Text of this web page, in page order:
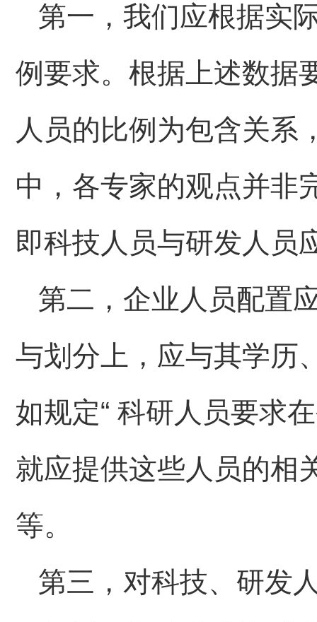
第一，我们应根据实
例要求。根据上述数据
人员的比例为包含关系
中，各专家的观点并非
即科技人员与研发人员
第二，企业人员配置
与划分上，应与其学历
如规定“ 科研人员要求
就应提供这些人员的相
等。
第三，对科技、研发